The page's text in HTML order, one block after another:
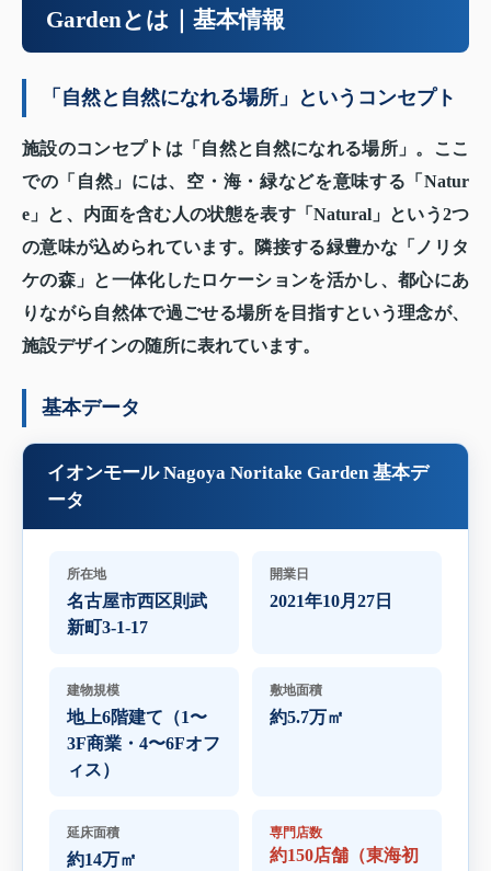
Gardenとは｜基本情報
「自然と自然になれる場所」というコンセプト
施設のコンセプトは「自然と自然になれる場所」。ここ
での「自然」には、空・海・緑などを意味する「Natur
e」と、内面を含む人の状態を表す「Natural」という2つ
の意味が込められています。隣接する緑豊かな「ノリタ
ケの森」と一体化したロケーションを活かし、都心にあ
りながら自然体で過ごせる場所を目指すという理念が、
施設デザインの随所に表れています。
基本データ
イオンモール Nagoya Noritake Garden 基本デ
ータ
所在地
名古屋市西区則武
新町3-1-17
開業日
2021年10月27日
建物規模
地上6階建て（1〜
3F商業・4〜6Fオフ
ィス）
敷地面積
約5.7万㎡
延床面積
約14万㎡
専門店数
約150店舗（東海初